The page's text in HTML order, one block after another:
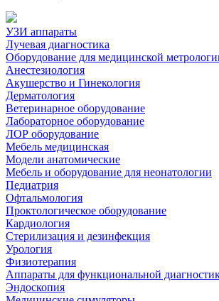
УЗИ аппараты
Лучевая диагностика
Оборудование для медицинской
Анестезиология
Акушерство и Гинекология
Дерматология
Ветеринарное оборудование
Лабораторное оборудование
ЛОР оборудование
Мебель медицинская
Модели анатомические
Мебель и оборудование для неонатологии
Педиатрия
Офтальмология
Проктологическое оборудование
Кардиология
Стерилизация и дезинфекция
Урология
Физиотерапия
Аппараты для функциональной
Эндоскопия